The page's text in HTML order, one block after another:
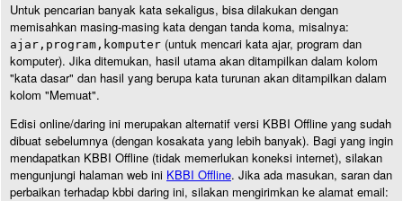
Untuk pencarian banyak kata sekaligus, bisa dilakukan dengan
memisahkan masing-masing kata dengan tanda koma, misalnya:
ajar,program,komputer (untuk mencari kata ajar, program dan
komputer). Jika ditemukan, hasil utama akan ditampilkan dalam kolom
"kata dasar" dan hasil yang berupa kata turunan akan ditampilkan dalam
kolom "Memuat".
Edisi online/daring ini merupakan alternatif versi KBBI Offline yang sudah
dibuat sebelumnya (dengan kosakata yang lebih banyak). Bagi yang ingin
mendapatkan KBBI Offline (tidak memerlukan koneksi internet), silakan
mengunjungi halaman web ini KBBI Offline. Jika ada masukan, saran dan
perbaikan terhadap kbbi daring ini, silakan mengirimkan ke alamat email: